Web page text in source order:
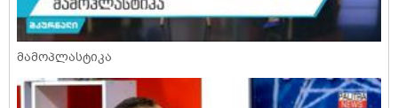
მამოპლასტიკა